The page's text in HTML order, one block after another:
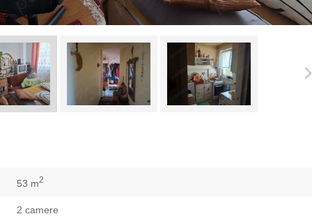
53 m2
2 camere